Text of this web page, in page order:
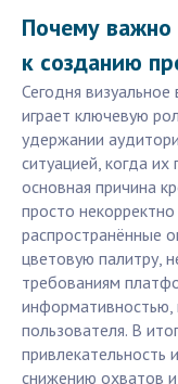
Почему важно
к созданию
Сегодня
играет ключевую
удержании
ситуацией, когда
основная причина
просто
распространённые
цветовую палитру,
требованиям
информативностью,
пользователя. В
привлекательность
снижению охватов